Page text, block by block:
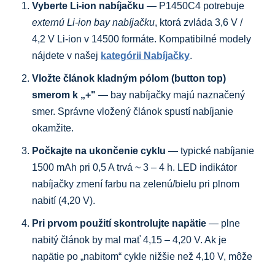
Vyberte Li-ion nabíjačku — P1450C4 potrebuje
externú Li-ion bay nabíjačku, ktorá zvláda 3,6 V /
4,2 V Li-ion v 14500 formáte. Kompatibilné modely
nájdete v našej kategórii Nabíjačky.
Vložte článok kladným pólom (button top)
smerom k „+" — bay nabíjačky majú naznačený
smer. Správne vložený článok spustí nabíjanie
okamžite.
Počkajte na ukončenie cyklu — typické nabíjanie
1500 mAh pri 0,5 A trvá ~ 3 – 4 h. LED indikátor
nabíjačky zmení farbu na zelenú/bielu pri plnom
nabití (4,20 V).
Pri prvom použití skontrolujte napätie — plne
nabitý článok by mal mať 4,15 – 4,20 V. Ak je
napätie po „nabitom“ cykle nižšie než 4,10 V, môže